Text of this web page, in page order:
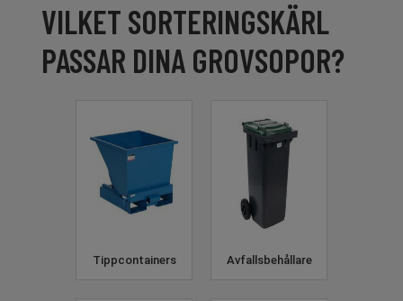
VILKET SORTERINGSKÄRL
PASSAR DINA GROVSOPOR?
Tippcontainers Avfallsbehållare